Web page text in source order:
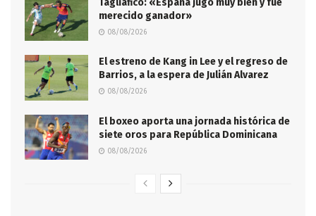
Tagliafico: «España jugó muy bien y fue
merecido ganador»
08/08/2026
El estreno de Kang in Lee y el regreso de
Barrios, a la espera de Julián Alvarez
08/08/2026
El boxeo aporta una jornada histórica de
siete oros para República Dominicana
08/08/2026